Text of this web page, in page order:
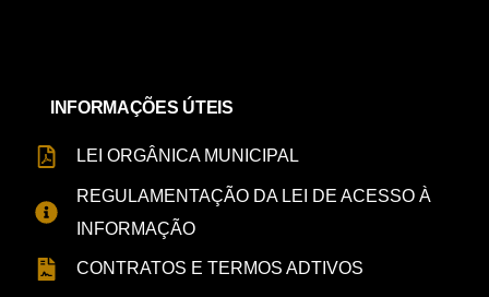
INFORMAÇÕES ÚTEIS
LEI ORGÂNICA MUNICIPAL
REGULAMENTAÇÃO DA LEI DE ACESSO À
INFORMAÇÃO
CONTRATOS E TERMOS ADTIVOS